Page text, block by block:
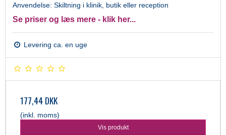
Anvendelse: Skiltning i klinik, butik eller reception
Se priser og læs mere - klik her...
Levering ca. en uge
177,44 DKK
(inkl. moms)
Vis produkt